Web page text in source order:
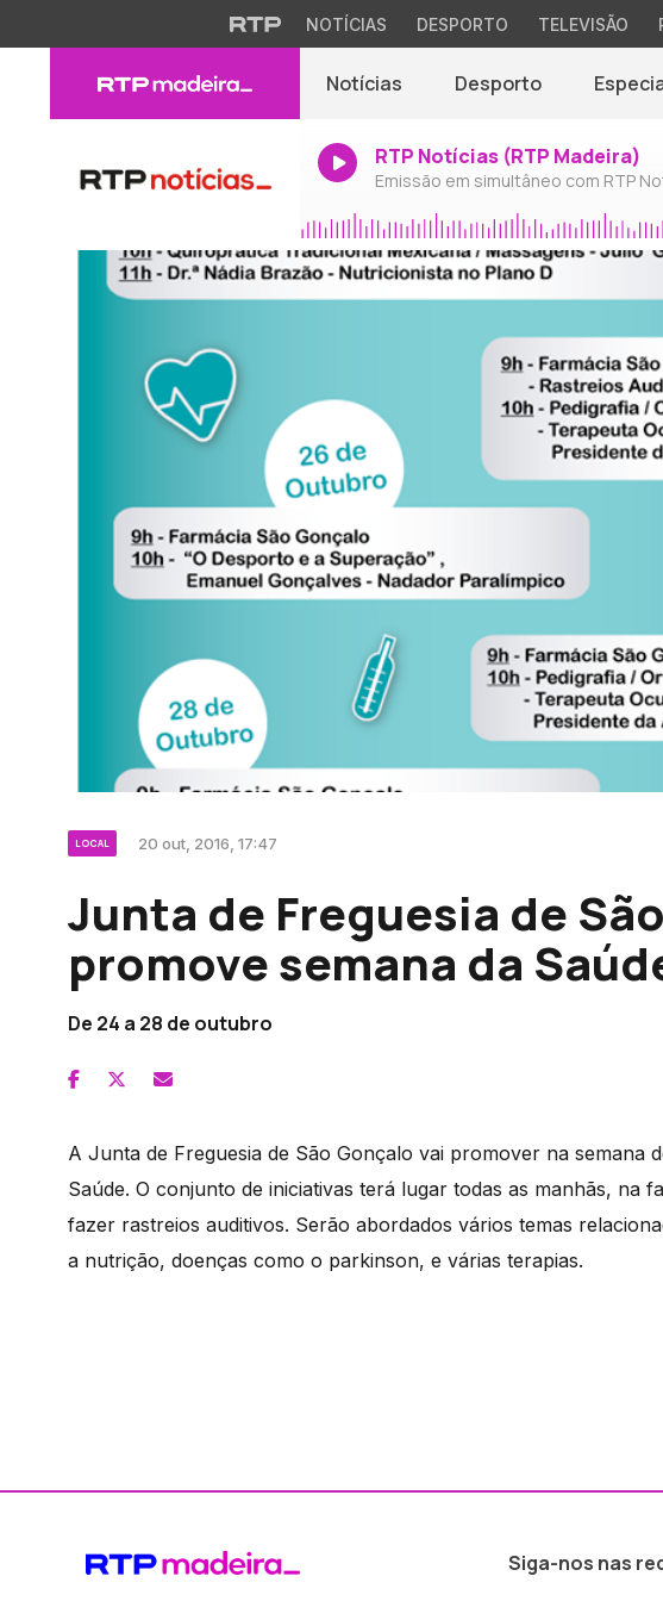
NOTÍCIAS DESPORTO TELEVISÃO
Notícias Desporto
RTP Notícias (RTP Madeira)
Emissão em simultâneo com RTP
LOCAL 20 out, 2016, 17:47
Junta de Freguesia de
promove semana da
De 24 a 28 de outubro
A Junta de Freguesia de São Gonçalo vai promover na semana
Saúde. O conjunto de iniciativas terá lugar todas as manhãs, na
fazer rastreios auditivos. Serão abordados vários temas
a nutrição, doenças como o parkinson, e várias terapias.
Siga-nos nas